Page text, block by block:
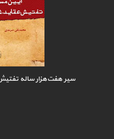
سیر هفت‌هزار ساله